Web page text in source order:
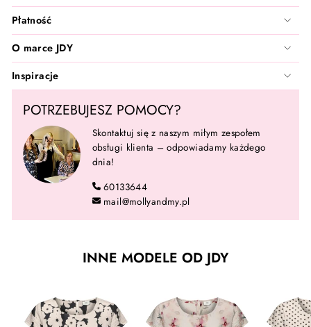
Płatność
O marce JDY
Inspiracje
POTRZEBUJESZ POMOCY?
Skontaktuj się z naszym miłym zespołem
obsługi klienta – odpowiadamy każdego
dnia!
60133644
mail@mollyandmy.pl
INNE MODELE OD JDY